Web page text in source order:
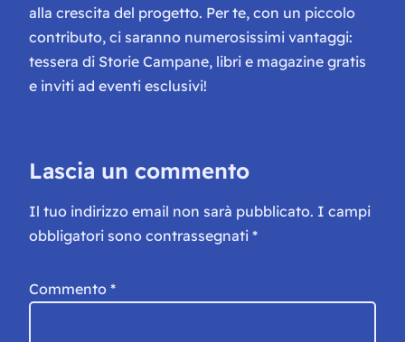
alla crescita del progetto. Per te, con un piccolo
contributo, ci saranno numerosissimi vantaggi:
tessera di Storie Campane, libri e magazine gratis
e inviti ad eventi esclusivi!
Lascia un commento
Il tuo indirizzo email non sarà pubblicato. I campi
obbligatori sono contrassegnati *
Commento *